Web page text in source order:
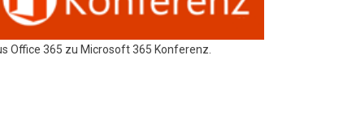
Office 365 zu Microsoft 365 Konferenz.